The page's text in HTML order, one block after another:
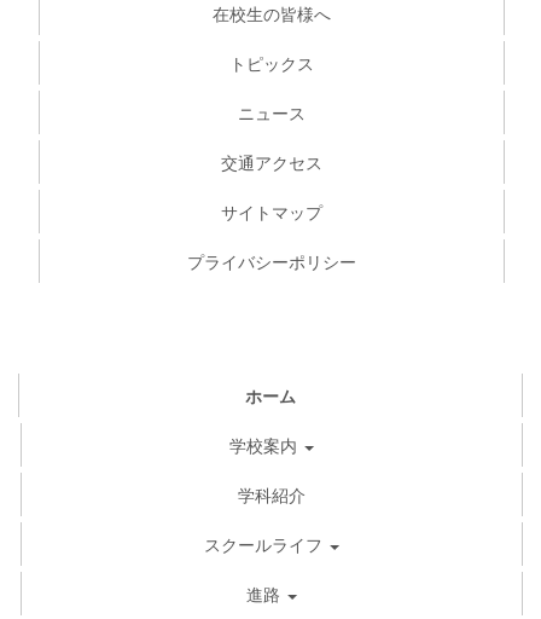
在校生の皆様へ
トピックス
ニュース
交通アクセス
サイトマップ
プライバシーポリシー
ホーム
学校案内
学科紹介
スクールライフ
進路